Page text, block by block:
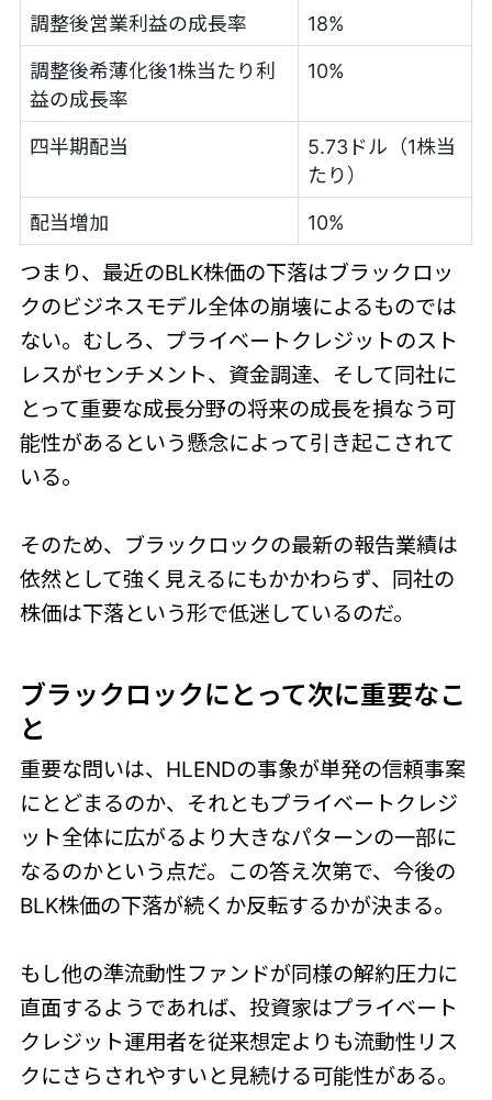
調整後営業利益の成長率 18%
調整後希薄化後1株当たり利
益の成長率
10%
四半期配当
5.73ドル（1株当
たり）
配当増加 10%
つまり、最近のBLK株価の下落はブラックロッ
クのビジネスモデル全体の崩壊によるものでは
ない。むしろ、プライベートクレジットのスト
レスがセンチメント、資金調達、そして同社に
とって重要な成長分野の将来の成長を損なう可
能性があるという懸念によって引き起こされて
いる。
そのため、ブラックロックの最新の報告業績は
依然として強く見えるにもかかわらず、同社の
株価は下落という形で低迷しているのだ。
ブラックロックにとって次に重要なこ
と
重要な問いは、HLENDの事象が単発の信頼事案
にとどまるのか、それともプライベートクレジ
ット全体に広がるより大きなパターンの一部に
なるのかという点だ。この答え次第で、今後の
BLK株価の下落が続くか反転するかが決まる。
もし他の準流動性ファンドが同様の解約圧力に
直面するようであれば、投資家はプライベート
クレジット運用者を従来想定よりも流動性リス
クにさらされやすいと見続ける可能性がある。